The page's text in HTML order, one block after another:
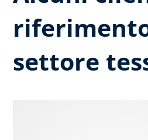
settore